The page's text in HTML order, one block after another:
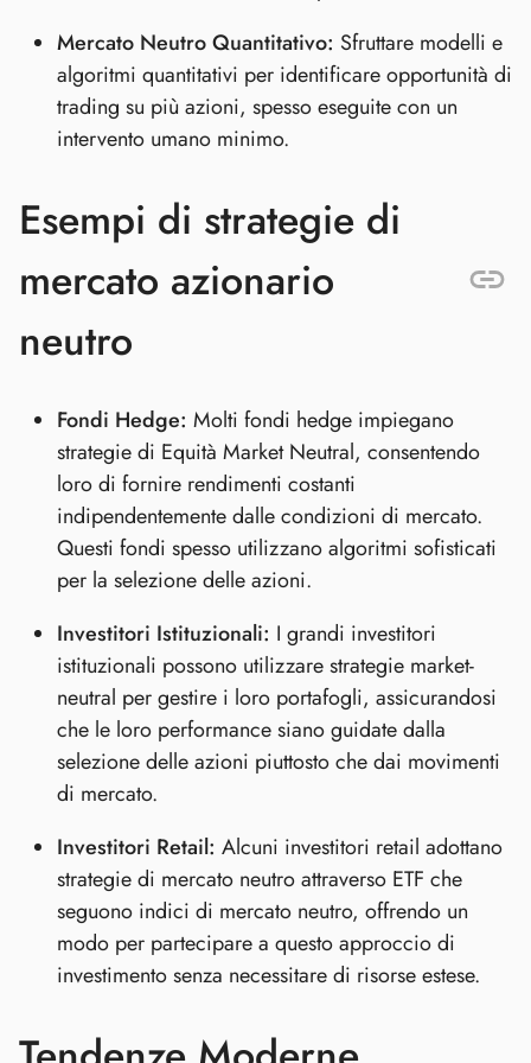
Mercato Neutro Quantitativo: Sfruttare modelli e
algoritmi quantitativi per identificare opportunità di
trading su più azioni, spesso eseguite con un
intervento umano minimo.
Esempi di strategie di
mercato azionario
neutro
Fondi Hedge: Molti fondi hedge impiegano
strategie di Equità Market Neutral, consentendo
loro di fornire rendimenti costanti
indipendentemente dalle condizioni di mercato.
Questi fondi spesso utilizzano algoritmi sofisticati
per la selezione delle azioni.
Investitori Istituzionali: I grandi investitori
istituzionali possono utilizzare strategie market-
neutral per gestire i loro portafogli, assicurandosi
che le loro performance siano guidate dalla
selezione delle azioni piuttosto che dai movimenti
di mercato.
Investitori Retail: Alcuni investitori retail adottano
strategie di mercato neutro attraverso ETF che
seguono indici di mercato neutro, offrendo un
modo per partecipare a questo approccio di
investimento senza necessitare di risorse estese.